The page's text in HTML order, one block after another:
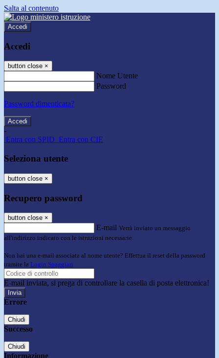
Salta al contenuto
Accedi
Accedi
button close ×
Nome Utente
Password
Password dimenticata?
-
Entra con SPID Entra con CIE
Seleziona utente
button close ×
Recupero password
button close ×
E-mail Verrà inviato un messaggio
all'indirizzo indicato con le istruzioni necessarie.
Non hai una e-mail associata al nome utente? Effettua il reset della password
tramite la Login Spaggiari
E-mail inviata, si prega di controllare la casella di posta elettronica!
Errore
Chiudi
Successo
Chiudi
Informazione